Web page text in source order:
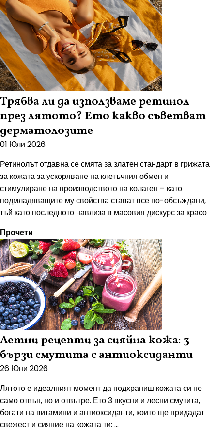
Трябва ли да използваме ретинол
през лятото? Ето какво съветват
дерматолозите
01 Юли 2026
Ретинолът отдавна се смята за златен стандарт в грижата
за кожата за ускоряване на клетъчния обмен и
стимулиране на производството на колаген – като
подмладяващите му свойства стават все по-обсъждани,
тъй като последното навлиза в масовия дискурс за красо
Прочети
Летни рецепти за сияйна кожа: 3
бързи смутита с антиоксиданти
26 Юни 2026
Лятото е идеалният момент да подхраниш кожата си не
само отвън, но и отвътре. Ето 3 вкусни и лесни смутита,
богати на витамини и антиоксиданти, които ще придадат
свежест и сияние на кожата ти: ...